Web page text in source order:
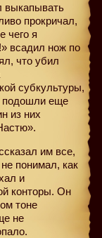
выкапывать
прокричал,
чего я
всадил нож по
что убил
субкультуры,
подошли еще
из них
им все,
понимал, как
и
конторы. Он
тоне
не